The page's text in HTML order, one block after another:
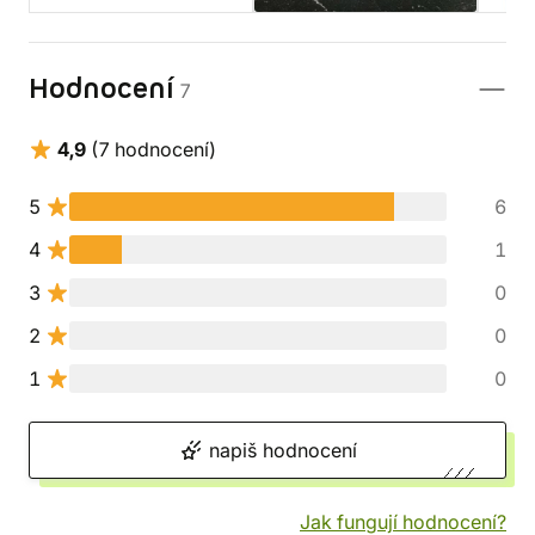
Hodnocení 7
4,9 (7 hodnocení)
5
6
4
1
3
0
2
0
1
0
napiš hodnocení
Jak fungují hodnocení?